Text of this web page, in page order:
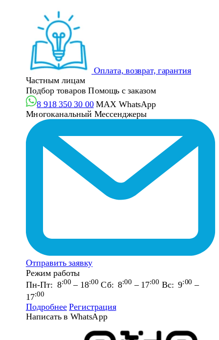
Оплата, возврат, гарантия
Частным лицам
Подбор товаров Помощь с заказом
8 918 350 30 00 MAX WhatsApp
Многоканальный Мессенджеры
Отправить заявку
Режим работы
Пн-Пт: 8:00 – 18:00 Сб: 8:00 – 17:00 Вс: 9:00 –
17:00
Подробнее Регистрация
Написать в WhatsApp